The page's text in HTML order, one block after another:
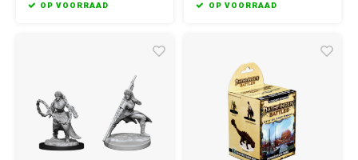
and WizKids!
OP VOORRAAD
fans new and veteran alike!
OP VOORRAAD